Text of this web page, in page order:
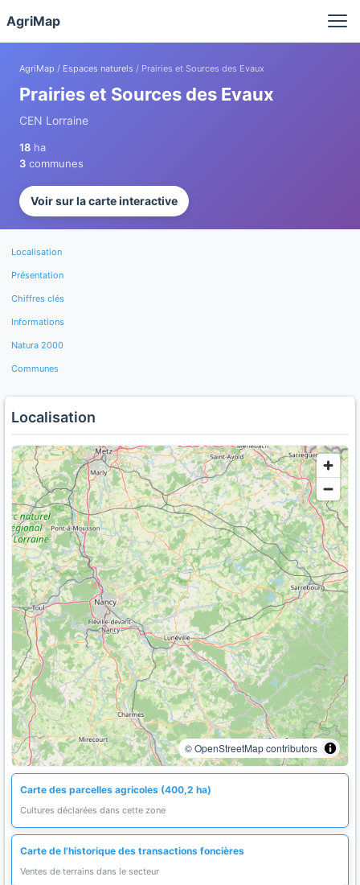
AgriMap
AgriMap / Espaces naturels / Prairies et Sources des Evaux
Prairies et Sources des Evaux
CEN Lorraine
18 ha
3 communes
Voir sur la carte interactive
Localisation
Présentation
Chiffres clés
Informations
Natura 2000
Communes
Localisation
© OpenStreetMap contributors
Carte des parcelles agricoles (400,2 ha)
Cultures déclarées dans cette zone
Carte de l'historique des transactions foncières
Ventes de terrains dans le secteur